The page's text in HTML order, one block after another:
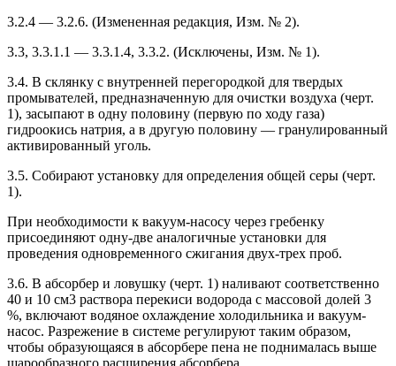
3.2.4 — 3.2.6. (Измененная редакция, Изм. № 2).
3.3, 3.3.1.1 — 3.3.1.4, 3.3.2. (Исключены, Изм. № 1).
3.4. В склянку с внутренней перегородкой для твердых
промывателей, предназначенную для очистки воздуха (черт.
1), засыпают в одну половину (первую по ходу газа)
гидроокись натрия, а в другую половину — гранулированный
активированный уголь.
3.5. Собирают установку для определения общей серы (черт.
1).
При необходимости к вакуум-насосу через гребенку
присоединяют одну-две аналогичные установки для
проведения одновременного сжигания двух-трех проб.
3.6. В абсорбер и ловушку (черт. 1) наливают соответственно
40 и 10 см3 раствора перекиси водорода с массовой долей 3
%, включают водяное охлаждение холодильника и вакуум-
насос. Разрежение в системе регулируют таким образом,
чтобы образующаяся в абсорбере пена не поднималась выше
шарообразного расширения абсорбера.